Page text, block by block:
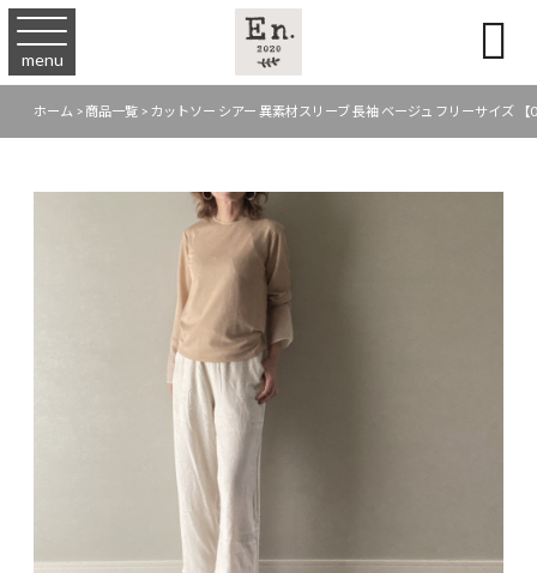
menu 
ホーム > 商品一覧 > カットソー シアー 異素材スリーブ 長袖 ベージュ フリーサイズ 【